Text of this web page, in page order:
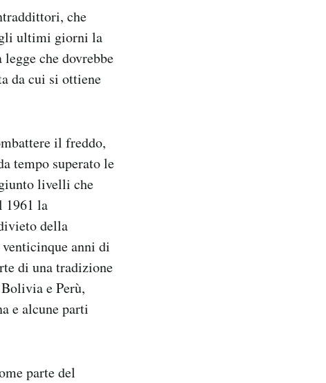
che
ultimi giorni la
che dovrebbe
da cui si ottiene
il freddo,
tempo superato le
livelli che
1961 la
della
anni di
di una tradizione
e Perù,
e alcune parti
parte del